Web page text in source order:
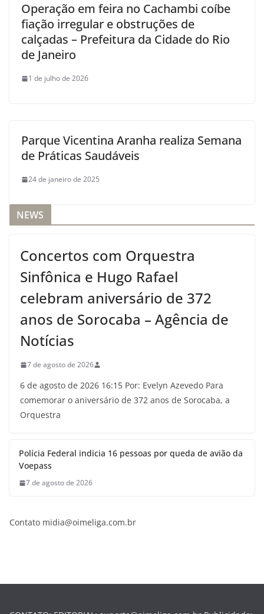
Operação em feira no Cachambi coíbe
fiação irregular e obstruções de
calçadas – Prefeitura da Cidade do Rio
de Janeiro
1 de julho de 2026
Parque Vicentina Aranha realiza Semana
de Práticas Saudáveis
24 de janeiro de 2025
NEWS
Concertos com Orquestra
Sinfônica e Hugo Rafael
celebram aniversário de 372
anos de Sorocaba – Agência de
Notícias
7 de agosto de 2026
6 de agosto de 2026 16:15 Por: Evelyn Azevedo Para
comemorar o aniversário de 372 anos de Sorocaba, a
Orquestra
Polícia Federal indicia 16 pessoas por queda de avião da
Voepass
7 de agosto de 2026
Contato midia@oimeliga.com.br